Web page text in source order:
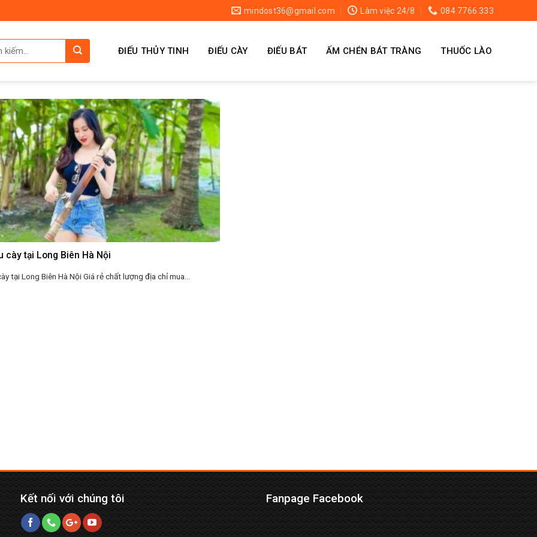
mindost36@gmail.com Làm việc 24/8 084.7766.333
ĐIẾU THỦY TINH ĐIẾU CÀY ĐIẾU BÁT ẤM CHÉN BÁT TRÀNG THUỐC LÀO
cày tại Long Biên Hà Nội
tại Long Biên Hà Nội Giá rẻ chất lượng địa chỉ mua...
Kết nối với chúng tôi Fanpage Facebook